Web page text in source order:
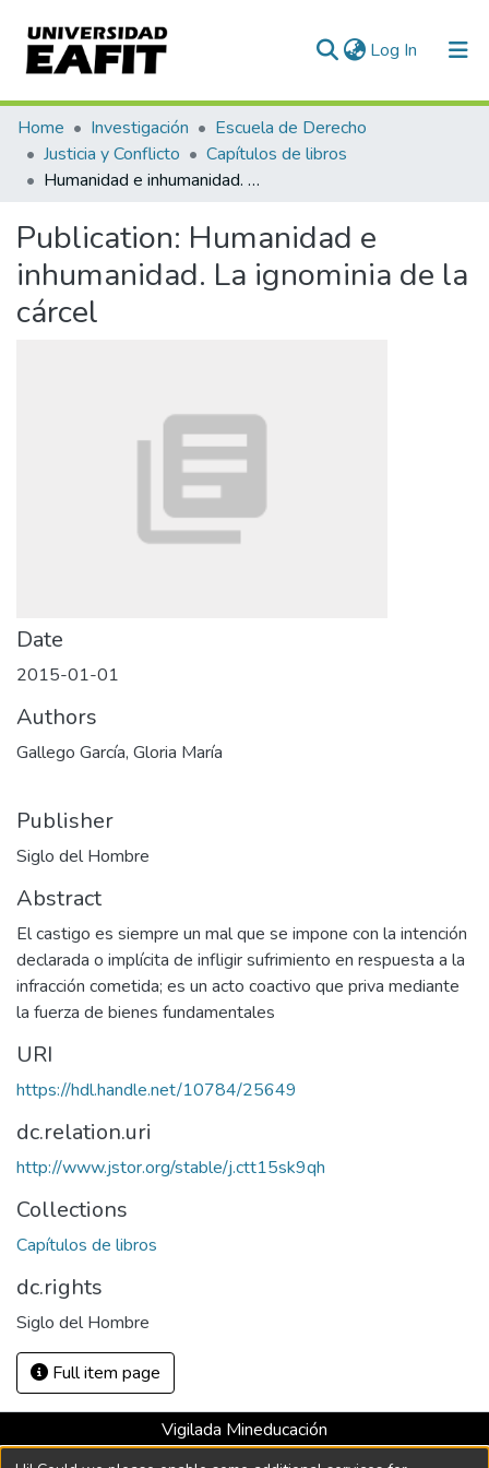
Log In (current)
Communities & Collections
All of DSpace
Home Investigación
Escuela de Derecho
Justicia y Conflicto
Capítulos de libros
Humanidad e inhumanidad. La ignominia de la cárcel
Publication: Humanidad e
inhumanidad. La ignominia de la
cárcel
Date
2015-01-01
Authors
Gallego García, Gloria María
Publisher
Siglo del Hombre
Abstract
El castigo es siempre un mal que se impone con la intención
declarada o implícita de infligir sufrimiento en respuesta a la
infracción cometida; es un acto coactivo que priva mediante
la fuerza de bienes fundamentales
URI
https://hdl.handle.net/10784/25649
dc.relation.uri
http://www.jstor.org/stable/j.ctt15sk9qh
Collections
Capítulos de libros
dc.rights
Siglo del Hombre
Full item page
Vigilada Mineducación
Universidad con Acreditación Institucional hasta 2026 -